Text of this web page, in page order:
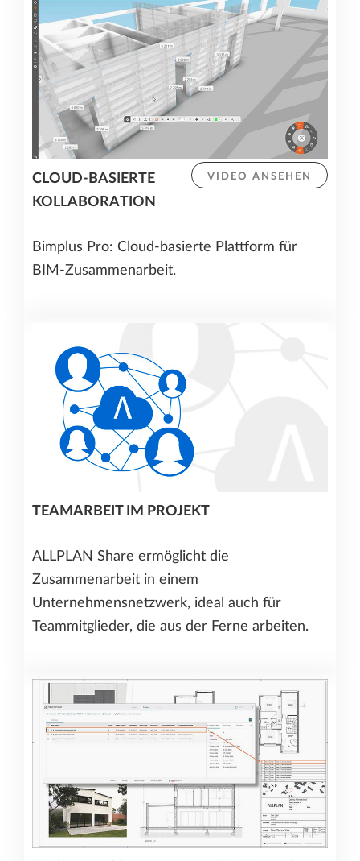
VIDEO ANSEHEN
CLOUD-BASIERTE
KOLLABORATION
Bimplus Pro: Cloud-basierte Plattform für
BIM-Zusammenarbeit.
TEAMARBEIT IM PROJEKT
ALLPLAN Share ermöglicht die
Zusammenarbeit in einem
Unternehmensnetzwerk, ideal auch für
Teammitglieder, die aus der Ferne arbeiten.